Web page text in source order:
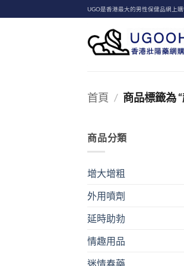
to
UGO是香港最大的男性保健品網上
首頁 / 商品標籤為
商品分類
增大增粗
外用噴劑
延時助勃
情趣用品
迷情春藥